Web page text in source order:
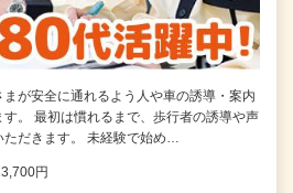
が安全に通れるよう人や車の誘導・案内
。 最初は慣れるまで、歩行者の誘導や声
ただきます。 未経験で始め…
円